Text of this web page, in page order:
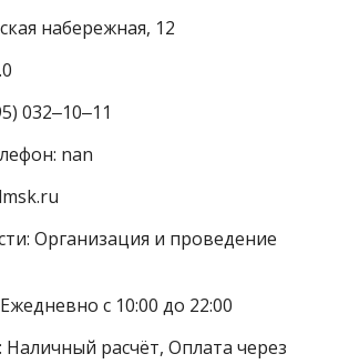
набережная, 12
032‒10‒11
nan
Организация и проведение
с 10:00 до 22:00
расчёт, Оплата через